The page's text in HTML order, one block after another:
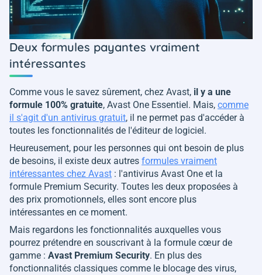
Deux formules payantes vraiment
intéressantes
Comme vous le savez sûrement, chez Avast, il y a une
formule 100% gratuite, Avast One Essentiel. Mais, comme
il s'agit d'un antivirus gratuit, il ne permet pas d'accéder à
toutes les fonctionnalités de l'éditeur de logiciel.
Heureusement, pour les personnes qui ont besoin de plus
de besoins, il existe deux autres formules vraiment
intéressantes chez Avast : l'antivirus Avast One et la
formule Premium Security. Toutes les deux proposées à
des prix promotionnels, elles sont encore plus
intéressantes en ce moment.
Mais regardons les fonctionnalités auxquelles vous
pourrez prétendre en souscrivant à la formule cœur de
gamme : Avast Premium Security. En plus des
fonctionnalités classiques comme le blocage des virus,